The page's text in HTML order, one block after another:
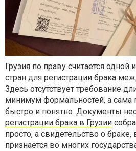
Грузия по праву считается
стран для регистрации брака
Здесь отсутствует требование
минимум формальностей, а сама
быстро и понятно. Документы
регистрации брака в Грузии
просто, а свидетельство о
признаётся во многих